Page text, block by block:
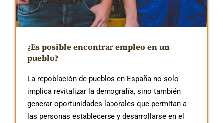
¿Es posible encontrar empleo en un
pueblo?
La repoblación de pueblos en España no solo
implica revitalizar la demografía, sino también
generar oportunidades laborales que permitan a
las personas establecerse y desarrollarse en el